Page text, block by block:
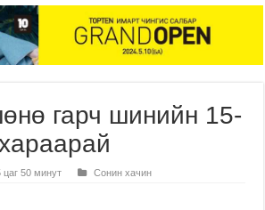
гарч шинийн 15-
50 минут Сонин хачин